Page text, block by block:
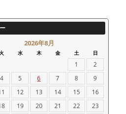
2026年8月
火 水 木 金 土 日
1
2
4 5 6 7 8
9
12 13 14 15
16
19 20 21 22 23